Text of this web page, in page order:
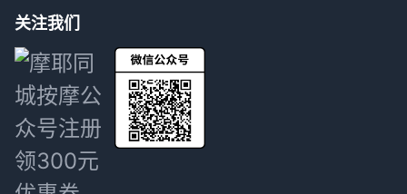
关注我们